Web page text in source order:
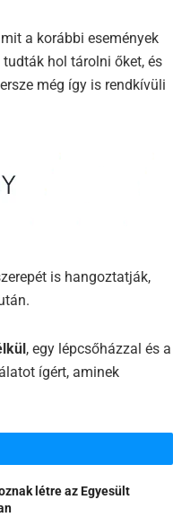
a korábbi események
hol tárolni őket, és
még így is rendkívüli
is hangoztatják,
, egy lépcsőházzal és a
ígért, aminek
létre az Egyesült